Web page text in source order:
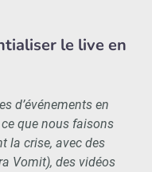
le live en
d’événements en
que nous faisons
la crise, avec des
Vomit), des vidéos